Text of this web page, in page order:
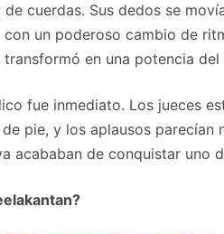
cuerdas. Sus dedos se
un poderoso cambio de
en una potencia
fue inmediato. Los jueces
pie, y los aplausos
acababan de conquistar uno